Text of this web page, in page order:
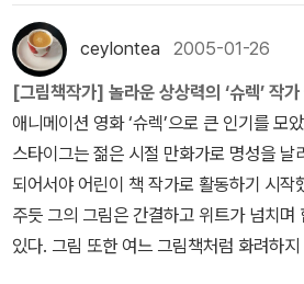
이 독특하고 아이들이 좋아하는 말썽을 자
요. 타투와 파투 시리즈★★타투와 파투 :
작고, <나무>는 아주 작고, <커다란 나무>
무>는 큰 편. <나무는 좋다>와 <커다란
소개하는 그 책에서 보고 골랐는데, <나무
딩 200권 그 책의 맨 뒷장 이미지이기도
담하고 예술적인 그림이 인상적이었어요.
왔던걸로 기억. <끝없는 나무>의 클로드
의 옐라 마리 역시 유명하지요.<빨간 풍선
나무책을 좋아합니다. 위의 나무책 말고 다
은이의 나라 : 미국 뉴욕 출판사 : 비룡소
치다. 지은이 : 존 버닝햄 지은이의 나라 :
어 느낀점 : 없다(내용이 너무 짧아서) 지은
나라 : 영국 출판사 : 비룡소 느낀점 : 주문
ceylontea 2005-01-26
[그림책작가] 놀라운 상상력의 ‘슈렉’ 작
애니메이션 영화 ‘슈렉’으로 큰 인기를 모
스타이그는 젊은 시절 만화가로 명성을 날
되어서야 어린이 책 작가로 활동하기 시작
주듯 그의 그림은 간결하고 위트가 넘치며
있다. 그림 또한 여느 그림책처럼 화려하